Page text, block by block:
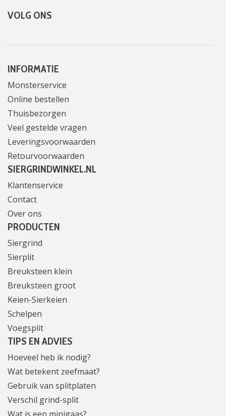
VOLG ONS
INFORMATIE
Monsterservice
Online bestellen
Thuisbezorgen
Veel gestelde vragen
Leveringsvoorwaarden
Retourvoorwaarden
SIERGRINDWINKEL.NL
Klantenservice
Contact
Over ons
PRODUCTEN
Siergrind
Sierplit
Breuksteen klein
Breuksteen groot
Keien-Sierkeien
Schelpen
Voegsplit
TIPS EN ADVIES
Hoeveel heb ik nodig?
Wat betekent zeefmaat?
Gebruik van splitplaten
Verschil grind-split